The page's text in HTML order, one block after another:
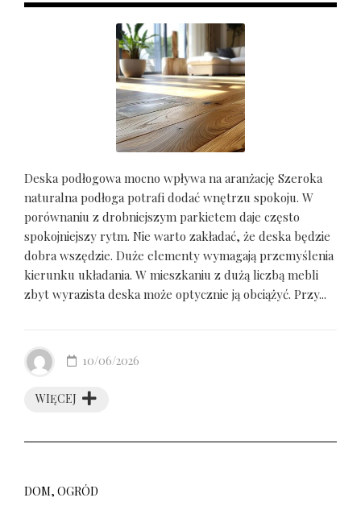
Deska podłogowa mocno wpływa na aranżację Szeroka
naturalna podłoga potrafi dodać wnętrzu spokoju. W
porównaniu z drobniejszym parkietem daje często
spokojniejszy rytm. Nie warto zakładać, że deska będzie
dobra wszędzie. Duże elementy wymagają przemyślenia
kierunku układania. W mieszkaniu z dużą liczbą mebli
zbyt wyrazista deska może optycznie ją obciążyć. Przy...
WIĘCEJ
10/06/2026
DOM, OGRÓD